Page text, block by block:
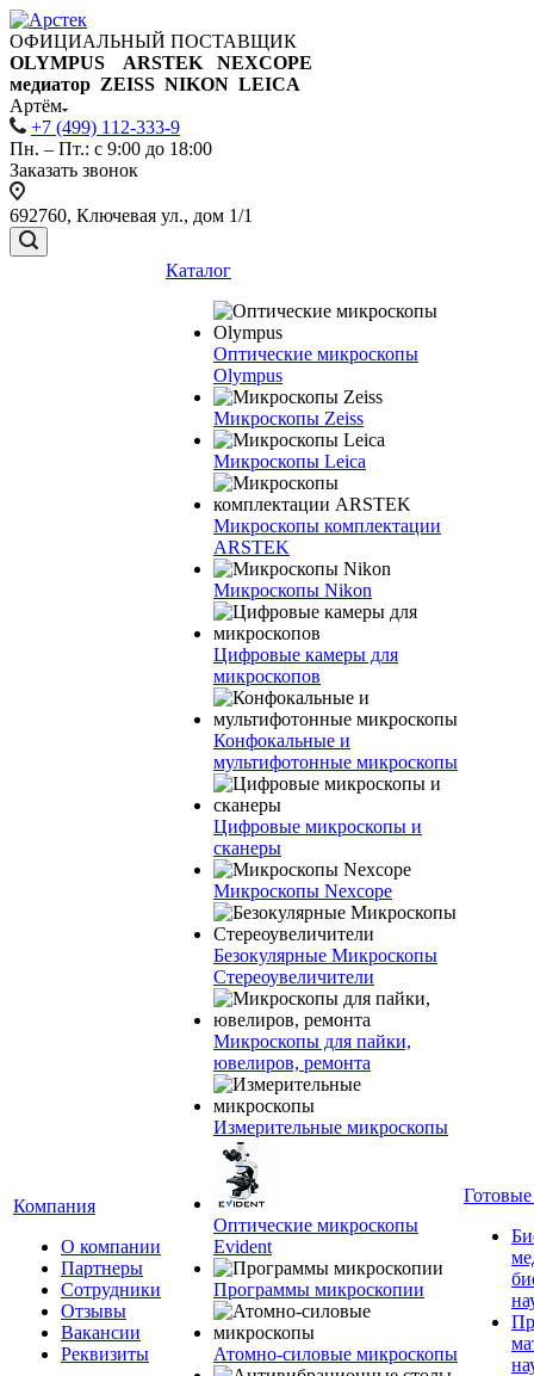
ОФИЦИАЛЬНЫЙ ПОСТАВЩИК
OLYMPUS ARSTEK NEXCOPE
медиатор ZEISS NIKON LEICA
Артём
+7 (499) 112-333-9
Пн. – Пт.: с 9:00 до 18:00
Заказать звонок
692760, Ключевая ул., дом 1/1
Компания
О компании
Партнеры
Сотрудники
Отзывы
Вакансии
Реквизиты
Каталог
Оптические микроскопы
Olympus
Микроскопы Zeiss
Микроскопы Leica
Микроскопы комплектации
ARSTEK
Микроскопы Nikon
Цифровые камеры для
микроскопов
Конфокальные и
мультифотонные микроскопы
Цифровые микроскопы и
сканеры
Микроскопы Nexcope
Безокулярные Микроскопы
Стереоувеличители
Микроскопы для пайки,
ювелиров, ремонта
Измерительные микроскопы
Оптические микроскопы
Evident
Программы микроскопии
Атомно-силовые микроскопы